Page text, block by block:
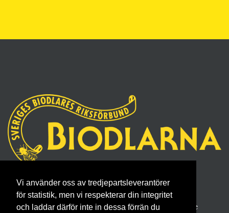
Vi använder oss av tredjepartsleverantörer
för statistik, men vi respekterar din integritet
och laddar därför inte in dessa förrän du
Sveriges Biodlares Riksförbund
Borgmästaregatan 26, 596 34 Skänninge
Telefon 0142- 48 20 00, E-post: info@biodlarna.se